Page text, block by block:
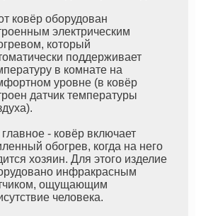
ковёр оборудован
электрическим
который
поддерживает
в комнате на
уровне (в ковёр
датчик температуры
- ковёр включает
обогрев, когда на него
хозяин. Для этого изделие
инфракрасным
ощущающим
человека.